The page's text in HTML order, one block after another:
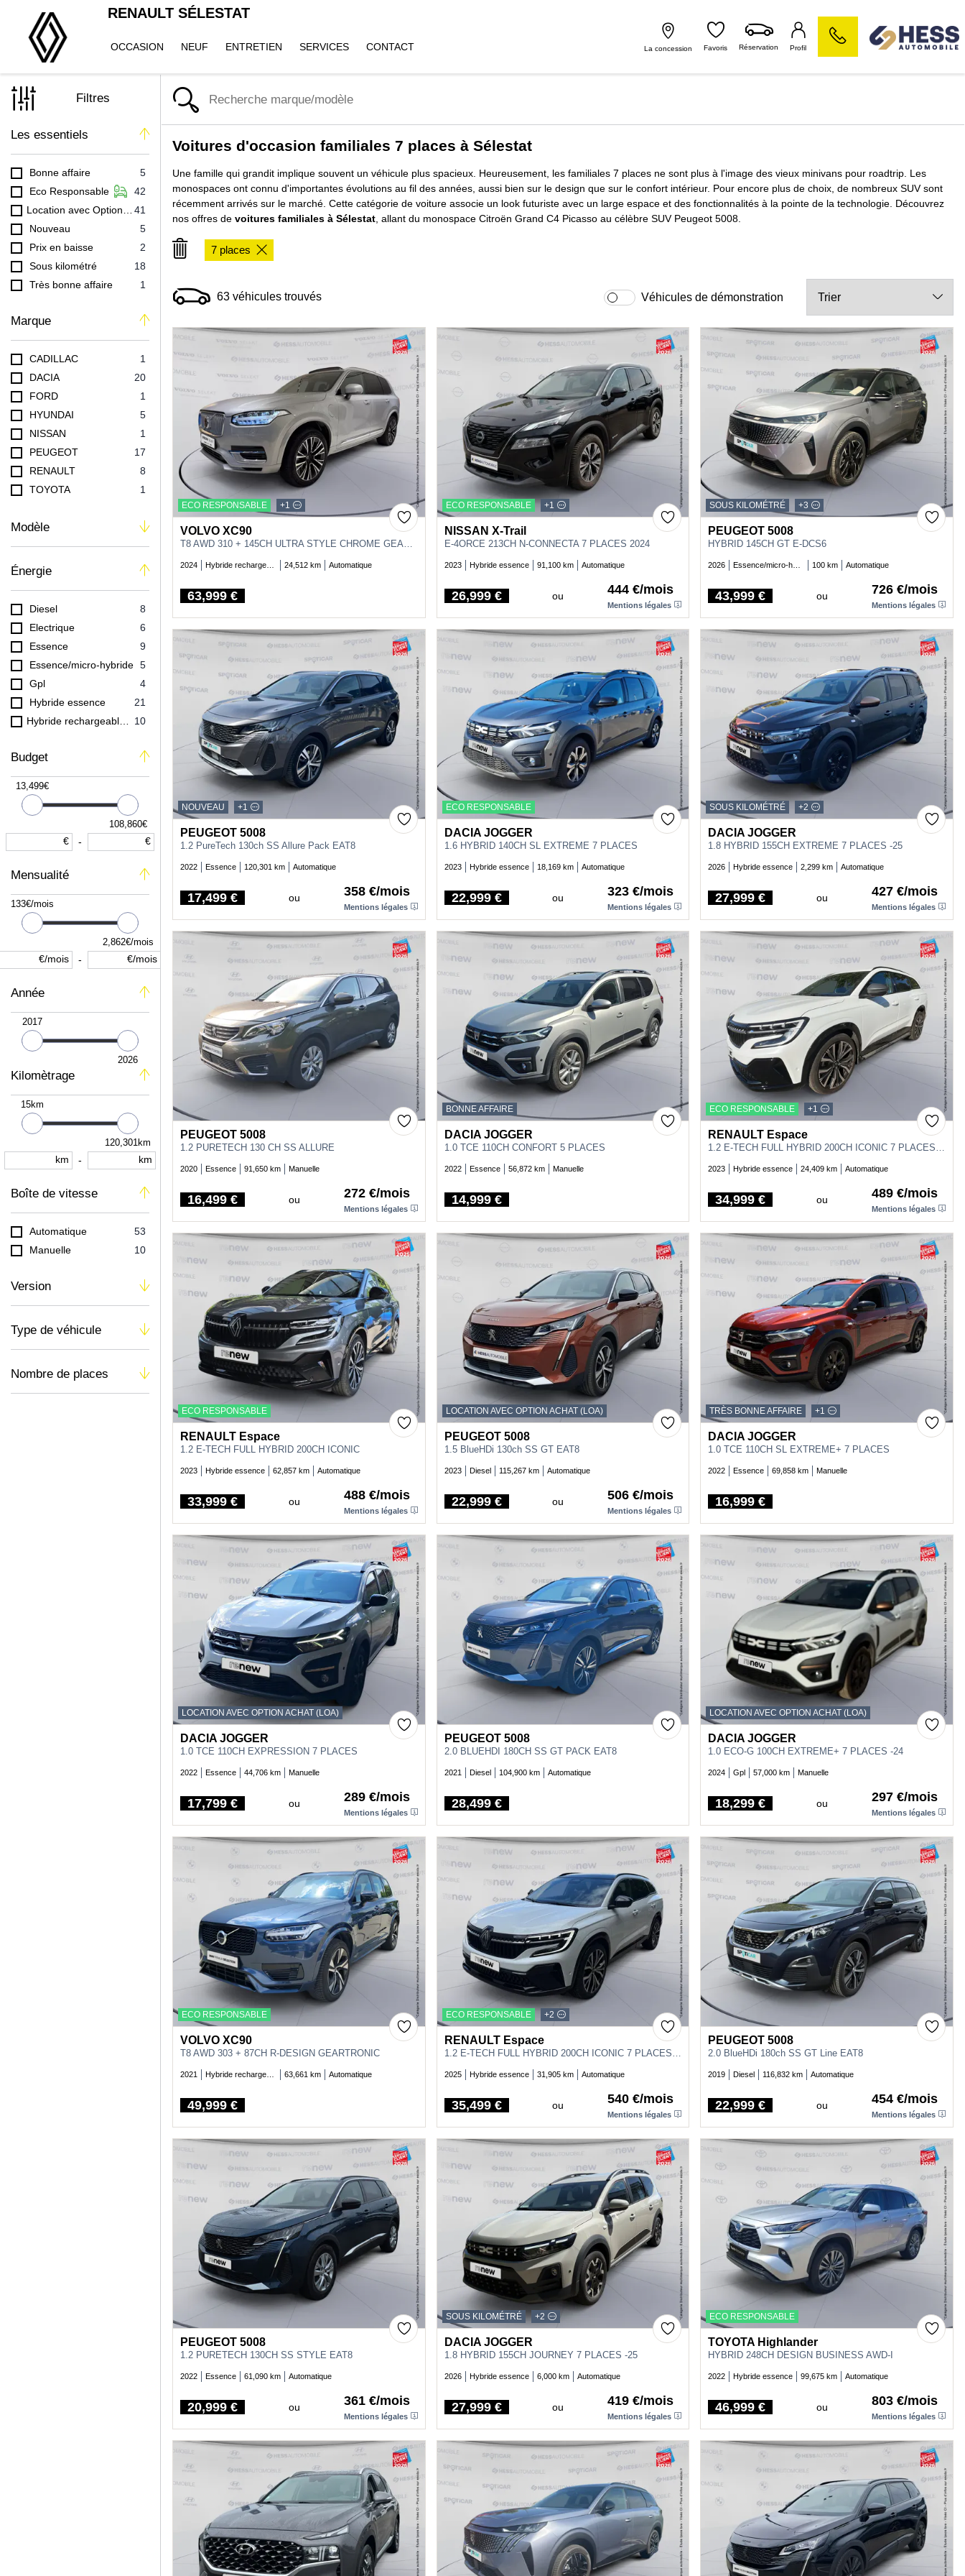
RENAULT SÉLESTAT
OCCASION NEUF ENTRETIEN SERVICES CONTACT La concession Favoris Réservation Profil
Filtres
Les essentiels
Bonne affaire
5
Eco Responsable
42
41
Nouveau
5
Prix en baisse
2
Sous kilométré
18
Très bonne affaire
1
Marque
CADILLAC
1
DACIA
20
FORD
1
HYUNDAI
5
NISSAN
1
PEUGEOT
17
RENAULT
8
TOYOTA
1
Modèle
Énergie
Diesel
8
Electrique
6
Essence
9
Essence/micro-hybride 5
Gpl
4
Hybride essence
21
10
Budget
13,499€
108,860€
€ - €
Mensualité
133€/mois
2,862€/mois
€/mois - €/mois
Année
2017
2026
Kilomètrage
15km
120,301km
km - km
Boîte de vitesse
Automatique
53
Manuelle
10
Version
Type de véhicule
Nombre de places
Voitures d'occasion familiales 7 places à Sélestat
Une famille qui grandit implique souvent un véhicule plus spacieux. Heureusement, les familiales 7 places ne sont plus à l'image des vieux minivans pour roadtrip. Les
monospaces ont connu d'importantes évolutions au fil des années, aussi bien sur le design que sur le confort intérieur. Pour encore plus de choix, de nombreux SUV sont
récemment arrivés sur le marché. Cette catégorie de voiture associe un look futuriste avec un large espace et des fonctionnalités à la pointe de la technologie. Découvrez
nos offres de voitures familiales à Sélestat , allant du monospace Citroën Grand C4 Picasso au célèbre SUV Peugeot 5008.
7 places
63 véhicules trouvés Véhicules de démonstration
ECO RESPONSABLE +1
VOLVO XC90
2024 24,512 km Automatique
Price
63,999 €
ECO RESPONSABLE +1
NISSAN X-Trail
E-4ORCE 213CH N-CONNECTA 7 PLACES 2024
2023 Hybride essence 91,100 km Automatique
Price
26,999 € ou 444 €/mois
Mentions légales
SOUS KILOMÉTRÉ +3
PEUGEOT 5008
HYBRID 145CH GT E-DCS6
2026 100 km Automatique
Price
43,999 € ou 726 €/mois
Mentions légales
NOUVEAU +1
PEUGEOT 5008
1.2 PureTech 130ch SS Allure Pack EAT8
2022 Essence 120,301 km Automatique
Price
17,499 € ou 358 €/mois
Mentions légales
ECO RESPONSABLE
DACIA JOGGER
1.6 HYBRID 140CH SL EXTREME 7 PLACES
2023 Hybride essence 18,169 km Automatique
Price
22,999 € ou 323 €/mois
Mentions légales
SOUS KILOMÉTRÉ +2
DACIA JOGGER
1.8 HYBRID 155CH EXTREME 7 PLACES -25
2026 Hybride essence 2,299 km Automatique
Price
27,999 € ou 427 €/mois
Mentions légales
PEUGEOT 5008
1.2 PURETECH 130 CH SS ALLURE
2020 Essence 91,650 km Manuelle
Price
16,499 € ou 272 €/mois
Mentions légales
BONNE AFFAIRE
DACIA JOGGER
1.0 TCE 110CH CONFORT 5 PLACES
2022 Essence 56,872 km Manuelle
Price
14,999 €
ECO RESPONSABLE +1
RENAULT Espace
2023 Hybride essence 24,409 km Automatique
Price
34,999 € ou 489 €/mois
Mentions légales
ECO RESPONSABLE
RENAULT Espace
1.2 E-TECH FULL HYBRID 200CH ICONIC
2023 Hybride essence 62,857 km Automatique
Price
33,999 € ou 488 €/mois
Mentions légales
LOCATION AVEC OPTION ACHAT (LOA)
PEUGEOT 5008
1.5 BlueHDi 130ch SS GT EAT8
2023 Diesel 115,267 km Automatique
Price
22,999 € ou 506 €/mois
Mentions légales
TRÈS BONNE AFFAIRE +1
DACIA JOGGER
1.0 TCE 110CH SL EXTREME+ 7 PLACES
2022 Essence 69,858 km Manuelle
Price
16,999 €
LOCATION AVEC OPTION ACHAT (LOA)
DACIA JOGGER
1.0 TCE 110CH EXPRESSION 7 PLACES
2022 Essence 44,706 km Manuelle
Price
17,799 € ou 289 €/mois
Mentions légales
PEUGEOT 5008
2.0 BLUEHDI 180CH SS GT PACK EAT8
2021 Diesel 104,900 km Automatique
Price
28,499 €
LOCATION AVEC OPTION ACHAT (LOA)
DACIA JOGGER
1.0 ECO-G 100CH EXTREME+ 7 PLACES -24
2024 Gpl 57,000 km Manuelle
Price
18,299 € ou 297 €/mois
Mentions légales
ECO RESPONSABLE
VOLVO XC90
T8 AWD 303 + 87CH R-DESIGN GEARTRONIC
2021 63,661 km Automatique
Price
49,999 €
ECO RESPONSABLE +2
RENAULT Espace
2025 Hybride essence 31,905 km Automatique
Price
35,499 € ou 540 €/mois
Mentions légales
PEUGEOT 5008
2.0 BlueHDi 180ch SS GT Line EAT8
2019 Diesel 116,832 km Automatique
Price
22,999 € ou 454 €/mois
Mentions légales
PEUGEOT 5008
1.2 PURETECH 130CH SS STYLE EAT8
2022 Essence 61,090 km Automatique
Price
20,999 € ou 361 €/mois
Mentions légales
SOUS KILOMÉTRÉ +2
DACIA JOGGER
1.8 HYBRID 155CH JOURNEY 7 PLACES -25
2026 Hybride essence 6,000 km Automatique
Price
27,999 € ou 419 €/mois
Mentions légales
ECO RESPONSABLE
TOYOTA Highlander
HYBRID 248CH DESIGN BUSINESS AWD-I
2022 Hybride essence 99,675 km Automatique
Price
46,999 € ou 803 €/mois
Mentions légales